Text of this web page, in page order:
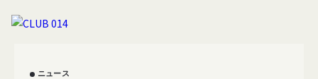
ニュース